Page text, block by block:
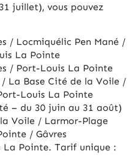
juillet), vous pouvez
/ Locmiquélic Pen Mané /
La Pointe
/ Port-Louis La Pointe
La Base Cité de la Voile /
Louis La Pointe
– du 30 juin au 31 août)
Voile / Larmor-Plage
/ Gâvres
Pointe. Tarif unique :